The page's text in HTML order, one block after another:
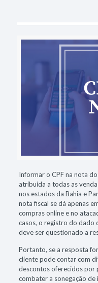
Informar o CPF na nota
atribuída a todas as
nos estados da Bahia e
nota fiscal se dá apenas
compras online e no
casos, o registro do dado
deve ser questionado a
Portanto, se a resposta
cliente pode contar com
descontos oferecidos por
combater a sonegação